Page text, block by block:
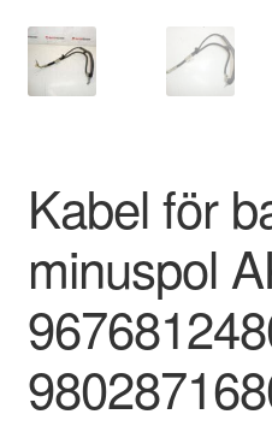
Transport
Villkor
Kabel för
minuspol